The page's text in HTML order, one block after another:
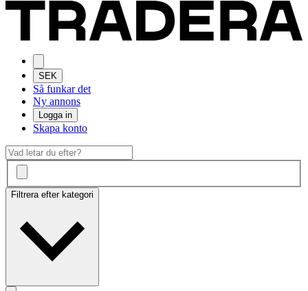
SEK
Så funkar det
Ny annons
Logga in
Skapa konto
Filtrera efter kategori